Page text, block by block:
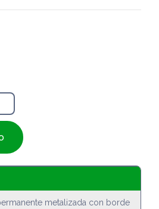
metalizada con borde